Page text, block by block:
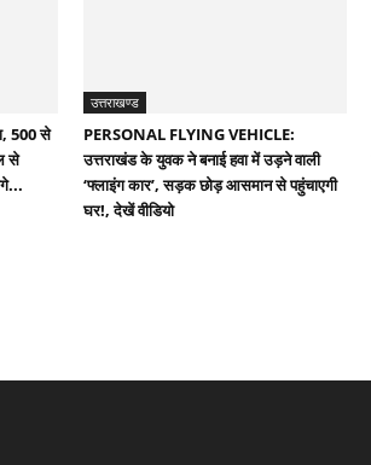
500 से
से
उत्तराखण्ड
PERSONAL FLYING VEHICLE:
उत्तराखंड के युवक ने बनाई हवा में उड़ने वाली
‘फ्लाइंग कार’, सड़क छोड़ आसमान से पहुंचाएगी
घर!, देखें वीडियो